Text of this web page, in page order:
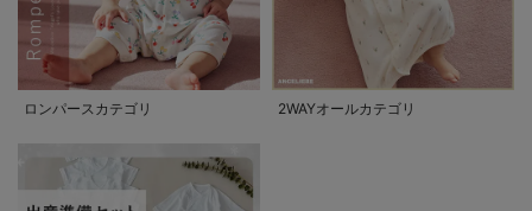
ロンパースカテゴリ 2WAYオールカテゴリ